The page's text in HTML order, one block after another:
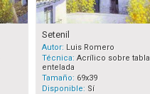
Setenil
Autor: Luis Romero
Técnica: Acrílico sobre tabla
entelada
Tamaño: 69x39
Disponible: Sí